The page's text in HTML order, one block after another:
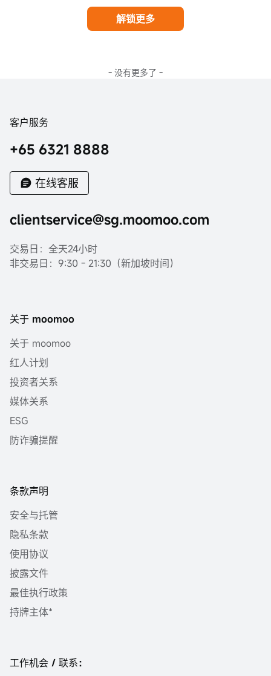
解锁更多
- 没有更多了 -
客户服务
+65 6321 8888
在线客服
clientservice@sg.moomoo.com
交易日：全天24小时
非交易日：9:30 - 21:30（新加坡时间）
关于 moomoo
关于 moomoo
红人计划
投资者关系
媒体关系
ESG
防诈骗提醒
条款声明
安全与托管
隐私条款
使用协议
披露文件
最佳执行政策
持牌主体*
工作机会 / 联系：